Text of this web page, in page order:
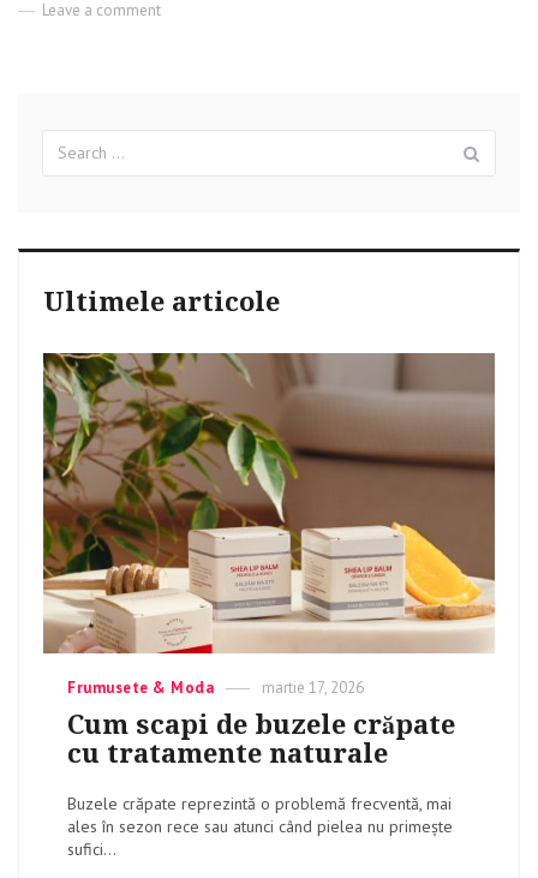
Leave a comment
for:
Ultimele articole
Categories
Frumusete & Moda
Posted
on
martie 17, 2026
Cum scapi de buzele crăpate
cu tratamente naturale
Buzele crăpate reprezintă o problemă frecventă, mai
ales în sezon rece sau atunci când pielea nu primește
sufici...